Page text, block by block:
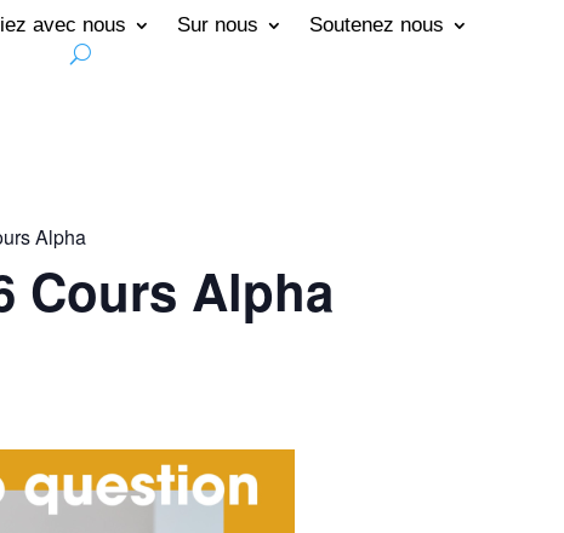
avec nous Sur nous Soutenez nous
Alpha
Cours Alpha